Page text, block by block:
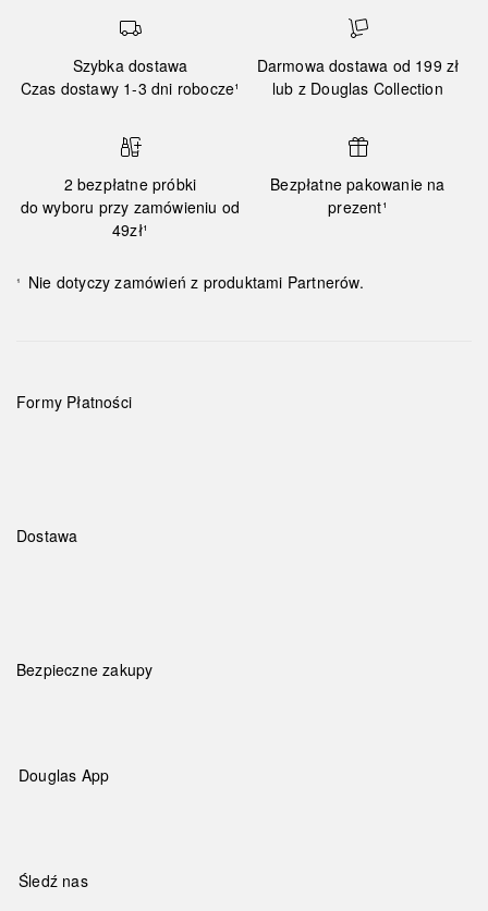
Szybka dostawa
Czas dostawy 1-3 dni robocze¹
Darmowa dostawa od 199 zł
lub z Douglas Collection
2 bezpłatne próbki
do wyboru przy zamówieniu od
49zł¹
Bezpłatne pakowanie na
prezent¹
¹ Nie dotyczy zamówień z produktami Partnerów.
Formy Płatności
Dostawa
Bezpieczne zakupy
Douglas App
Śledź nas